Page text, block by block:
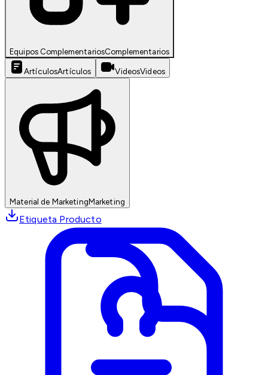
Equipos ComplementariosComplementarios
ArtículosArtículos VideosVideos
Material de MarketingMarketing
Etiqueta Producto